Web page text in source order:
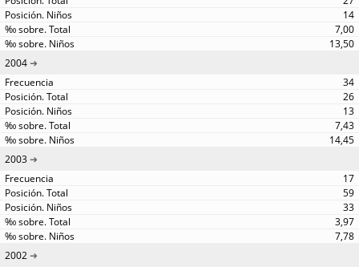
14
7,00
13,50
2004
34
26
13
7,43
14,45
2003
17
59
33
3,97
7,78
2002